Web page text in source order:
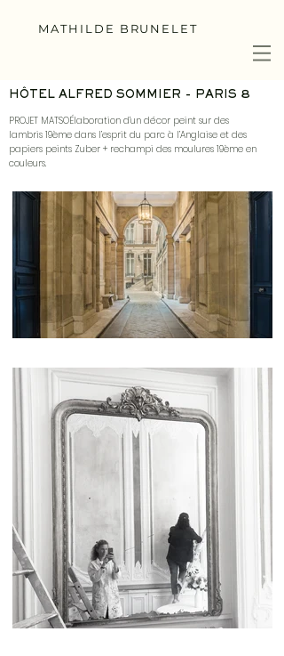
MATHILDE BRUNELET
HÔTEL ALFRED SOMMIER - PARIS 8
PROJET MATSOÉlaboration d’un décor peint sur des
lambris 19ème dans l’esprit du parc à l’Anglaise et des
papiers peints Zuber + rechampi des moulures 19ème en
couleurs.